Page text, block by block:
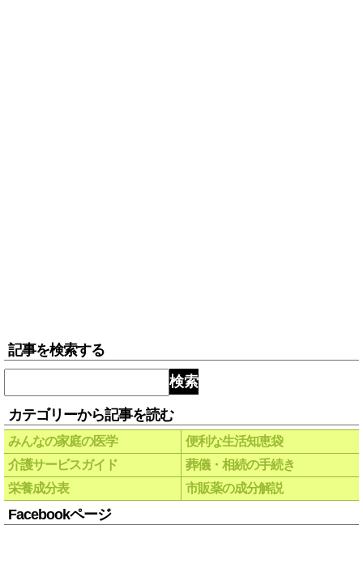
記事を検索する
検索
カテゴリーから記事を読む
みんなの家庭の医学
便利な生活知恵袋
介護サービスガイド
葬儀・相続の手続き
栄養成分表
市販薬の成分解説
Facebookページ